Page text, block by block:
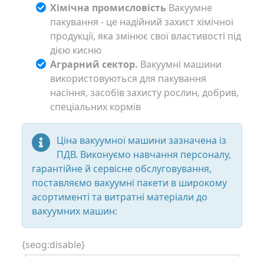
Хімічна промисловість Вакуумне
пакування - це надійний захист хімічної
продукції, яка змінює свої властивості під
дією кисню
Аграрний сектор. Вакуумні машини
використовуються для пакування
насіння, засобів захисту рослин, добрив,
спеціальних кормів
Ціна вакуумної машини зазначена із
ПДВ. Виконуємо навчання персоналу,
гарантійне й сервісне обслуговування,
поставляємо вакуумні пакети в широкому
асортименті та витратні матеріали до
вакуумних машин:
{seog:disable}